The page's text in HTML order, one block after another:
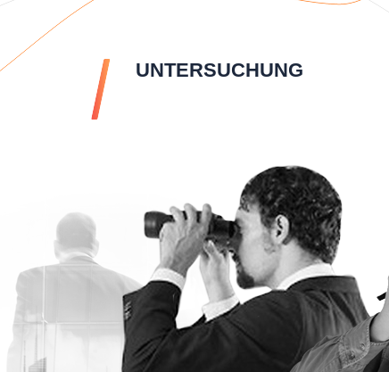
UNTERSUCHUNG